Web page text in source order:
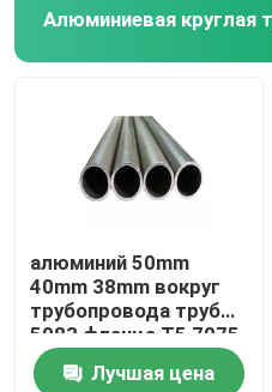
Алюминиевая круглая
алюминий 50mm
40mm 38mm вокруг
трубопровода трубы
5083 фланца T5 7075
T6 для трубы масла
Лучшая цена